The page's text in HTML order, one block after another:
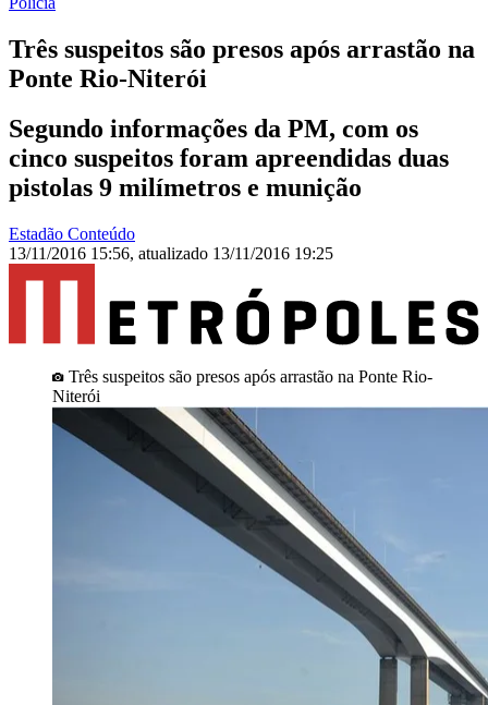
Três suspeitos são presos após arrastão na
Ponte Rio-Niterói
Segundo informações da PM, com os
cinco suspeitos foram apreendidas duas
pistolas 9 milímetros e munição
Estadão Conteúdo
13/11/2016 15:56, atualizado 13/11/2016 19:25
Três suspeitos são presos após arrastão na Ponte Rio-
Niterói